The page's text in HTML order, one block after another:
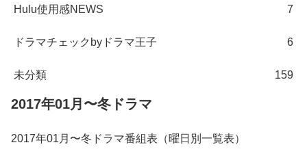
Hulu使用感NEWS 7
ドラマチェックbyドラマ王子 6
未分類 159
2017年01月〜冬ドラマ
2017年01月〜冬ドラマ番組表（曜日別一覧表）